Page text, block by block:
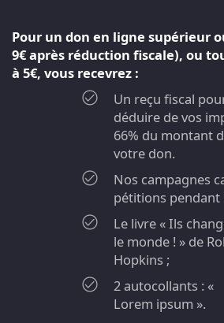
Pour un don en ligne supérieur
9€ après réduction fiscale), ou
à 5€, vous recevrez :
Un reçu fiscal
déduire de vos
66% du montant
votre don.
Nos campagnes
pétitions pendant
Le livre « Ils
le monde ! » de
Hopkins ;
2 autocollants : «
Lorem ipsum ».